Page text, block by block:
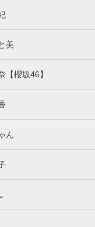
美
【櫻坂46】
ん